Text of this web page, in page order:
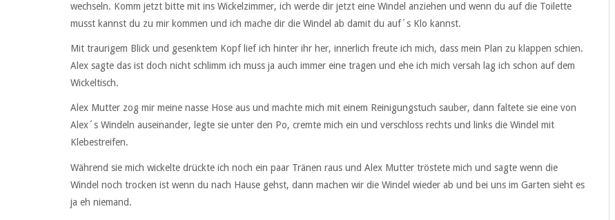
wechseln. Komm jetzt bitte mit ins Wickelzimmer, ich werde dir jetzt eine Windel anziehen und wenn du auf die Toilette
musst kannst du zu mir kommen und ich mache dir die Windel ab damit du auf´s Klo kannst.
Mit traurigem Blick und gesenktem Kopf lief ich hinter ihr her, innerlich freute ich mich, dass mein Plan zu klappen schien.
Alex sagte das ist doch nicht schlimm ich muss ja auch immer eine tragen und ehe ich mich versah lag ich schon auf dem
Wickeltisch.
Alex Mutter zog mir meine nasse Hose aus und machte mich mit einem Reinigungstuch sauber, dann faltete sie eine von
Alex´s Windeln auseinander, legte sie unter den Po, cremte mich ein und verschloss rechts und links die Windel mit
Klebestreifen.
Während sie mich wickelte drückte ich noch ein paar Tränen raus und Alex Mutter tröstete mich und sagte wenn die
Windel noch trocken ist wenn du nach Hause gehst, dann machen wir die Windel wieder ab und bei uns im Garten sieht es
ja eh niemand.